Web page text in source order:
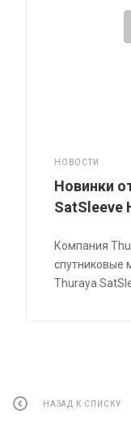
НОВОСТИ
Новинки
SatSleeve
Компания
спутниковые
Thuraya
НАЗАД К СПИСКУ